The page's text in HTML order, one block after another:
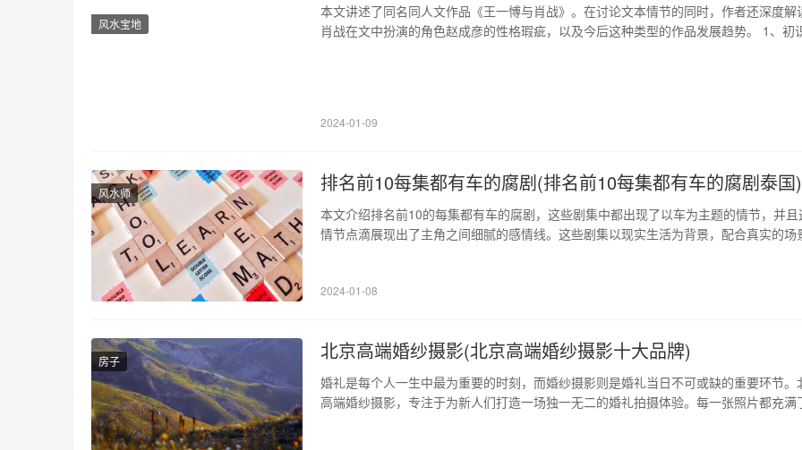
风水宝地
本文讲述了同名同人文作品《王一愽与肖战》。在讨论文本情节的同时，作者还深度解
肖战在文中扮演的角色赵成彦的性格瑕疵，以及今后这种类型的作品发展趋势。 1、初
2024-01-09
风水师 排名前10每集都有车的腐剧(排名前10每集都有车的腐剧泰国)
本文介绍排名前10的每集都有车的腐剧，这些剧集中都出现了以车为主题的情节，并且
情节点滴展现出了主角之间细腻的感情线。这些剧集以现实生活为背景，配合真实的场
生江枫与他的高中数学老师陈知遇的感…
2024-01-08
房子 北京高端婚纱摄影(北京高端婚纱摄影十大品牌)
婚礼是每个人一生中最为重要的时刻，而婚纱摄影则是婚礼当日不可或缺的重要环节。
高端婚纱摄影，专注于为新人们打造一场独一无二的婚礼拍摄体验。每一张照片都充满